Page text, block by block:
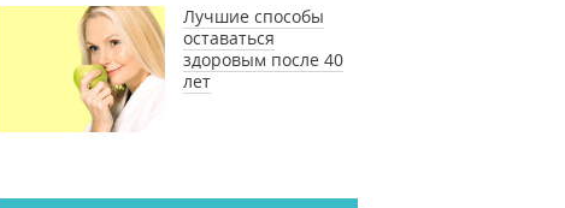
Лучшие способы
оставаться
здоровым после 40
лет